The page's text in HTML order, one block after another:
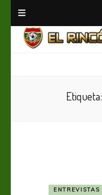
Etiqueta:
ENTREVISTAS